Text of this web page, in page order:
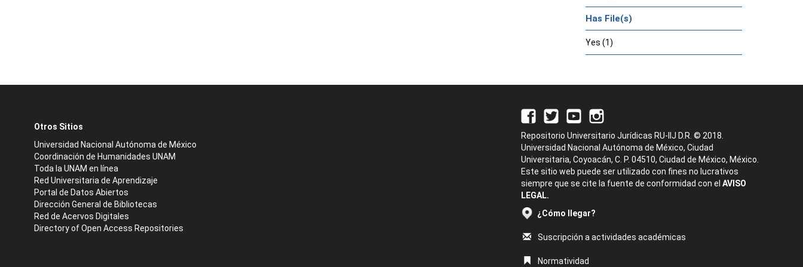
Has File(s)
Yes (1)
Otros Sitios
Universidad Nacional Autónoma de México
Coordinación de Humanidades UNAM
Toda la UNAM en línea
Red Universitaria de Aprendizaje
Portal de Datos Abiertos
Dirección General de Bibliotecas
Red de Acervos Digitales
Directory of Open Access Repositories
Repositorio Universitario Jurídicas RU-IIJ D.R. © 2018.
Universidad Nacional Autónoma de México, Ciudad
Universitaria, Coyoacán, C. P. 04510, Ciudad de México, México.
Este sitio web puede ser utilizado con fines no lucrativos
siempre que se cite la fuente de conformidad con el AVISO
LEGAL.
¿Cómo llegar?
Suscripción a actividades académicas
Normatividad